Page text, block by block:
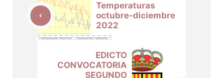
Temperaturas
octubre-diciembre
2022
EDICTO
CONVOCATORIA
SEGUNDO